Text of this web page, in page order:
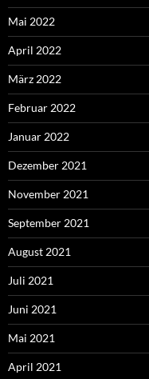
Mai 2022
April 2022
März 2022
Februar 2022
Januar 2022
Dezember 2021
November 2021
September 2021
August 2021
Juli 2021
Juni 2021
Mai 2021
April 2021